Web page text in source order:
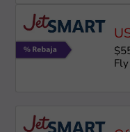
Fly